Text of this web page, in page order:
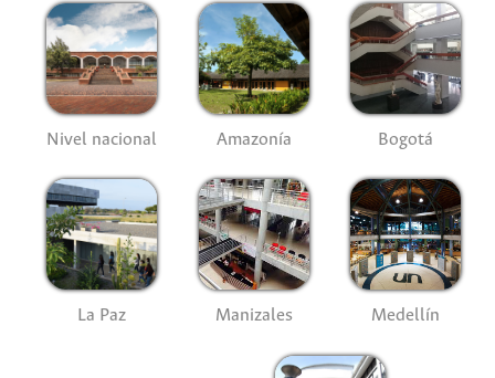
Nivel nacional Amazonía Bogotá
La Paz Manizales Medellín